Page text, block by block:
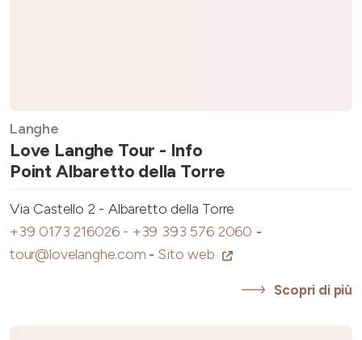
Langhe
Love Langhe Tour - Info
Point Albaretto della Torre
Via Castello 2 - Albaretto della Torre
+39 0173 216026 - +39 393 576 2060 -
tour@lovelanghe.com - Sito web
Scopri di più